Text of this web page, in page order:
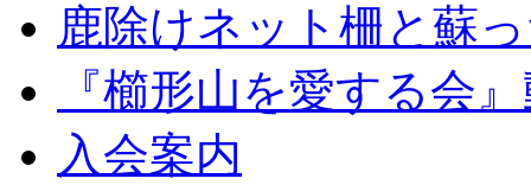
鹿除けネット柵と蘇
『櫛形山を愛する会
入会案内